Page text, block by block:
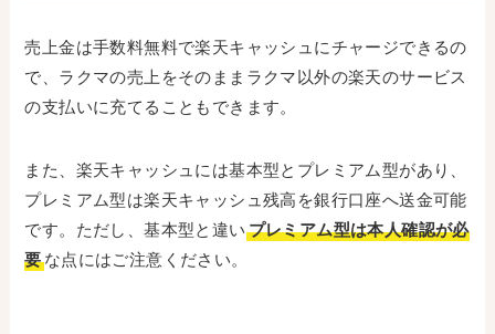
売上金は手数料無料で楽天キャッシュにチャージできるの
で、ラクマの売上をそのままラクマ以外の楽天のサービス
の支払いに充てることもできます。
また、楽天キャッシュには基本型とプレミアム型があり、
プレミアム型は楽天キャッシュ残高を銀行口座へ送金可能
です。ただし、基本型と違い プレミアム型は本人確認が必
要な点にはご注意ください。